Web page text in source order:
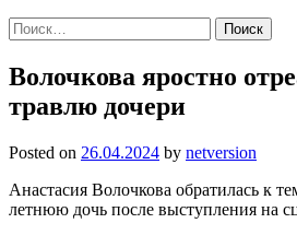
Найти:
Волочкова яростно
травлю дочери
Posted on 26.04.2024 by netversion
Анастасия Волочкова обратилась к
летнюю дочь после выступления на